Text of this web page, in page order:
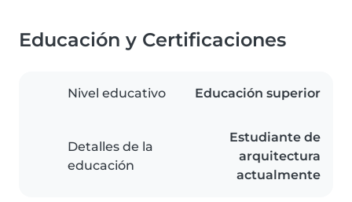
Educación y Certificaciones
Nivel educativo Educación superior
Detalles de la
educación
Estudiante de
arquitectura
actualmente